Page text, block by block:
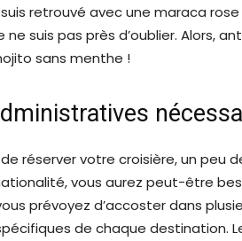
retrouvé avec une maraca
suis pas près d’oublier. Alors,
sans menthe !
réserver votre croisière, un peu
vous aurez peut-être
prévoyez d’accoster dans
de chaque destination.